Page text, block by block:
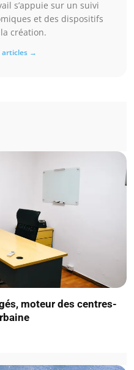
s’appuie sur un suivi
et des dispositifs
création.
articles →
moteur des centres-